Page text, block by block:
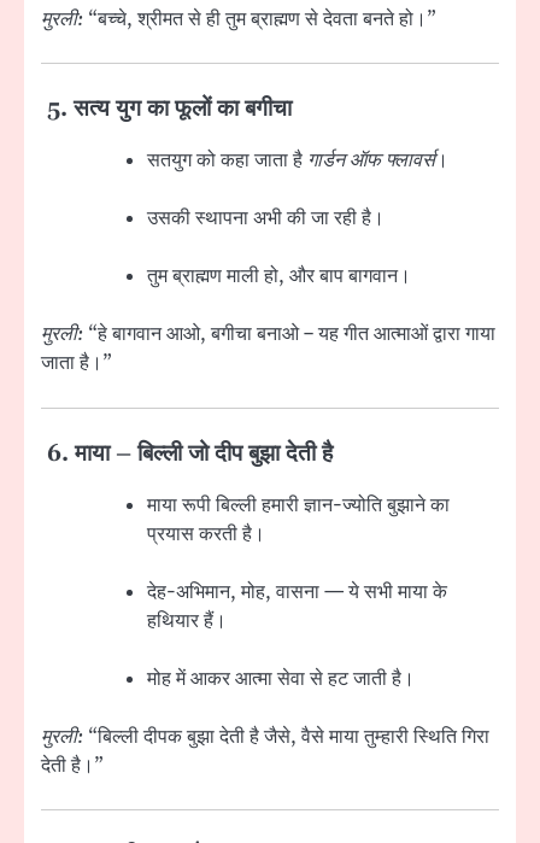
मुरली: “बच्चे, श्रीमत से ही तुम ब्राह्मण से देवता बनते हो।”
5.सत्य युग का फूलों का बगीचा
सतयुग को कहा जाता है गार्डन ऑफ फ्लावर्स।
उसकी स्थापना अभी की जा रही है।
तुम ब्राह्मण माली हो, और बाप बागवान।
मुरली: “हे बागवान आओ, बगीचा बनाओ – यह गीत आत्माओं द्वारा गाया
जाता है।”
6.माया – बिल्ली जो दीप बुझा देती है
माया रूपी बिल्ली हमारी ज्ञान-ज्योति बुझाने का
प्रयास करती है।
देह-अभिमान, मोह, वासना — ये सभी माया के
हथियार हैं।
मोह में आकर आत्मा सेवा से हट जाती है।
मुरली: “बिल्ली दीपक बुझा देती है जैसे, वैसे माया तुम्हारी स्थिति गिरा
देती है।”